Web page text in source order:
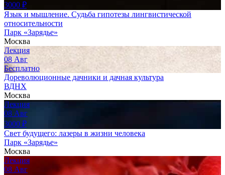
3000 ₽
Язык и мышление. Судьба гипотезы лингвистической
относительности
Парк «Зарядье»
Москва
Лекция
08 Авг
Бесплатно
Дореволюционные дачники и дачная культура
ВДНХ
Москва
Лекция
08 Авг
3000 ₽
Свет будущего: лазеры в жизни человека
Парк «Зарядье»
Москва
Лекция
08 Авг